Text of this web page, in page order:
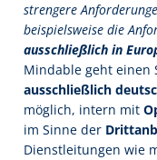
strengere
beispielsweise die
ausschließlich in
Mindable geht einen
ausschließlich
möglich, intern mit
im Sinne der
Dienstleitungen wie